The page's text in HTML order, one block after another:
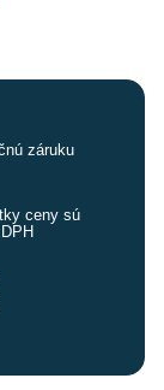
záruku
ceny sú